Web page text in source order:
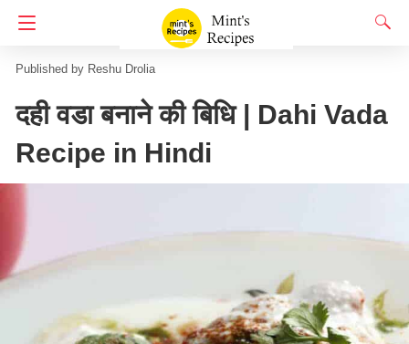
Homepage लहसुन-पयाज़ रहित
Reshu Drolia
दही वडा बनाने की बिधि | Dahi Vada
Recipe in Hindi